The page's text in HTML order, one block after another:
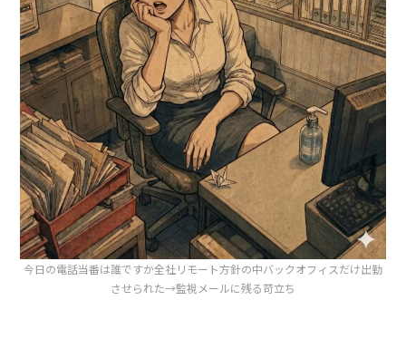
今日の電話当番は誰ですか全社リモート方針の中バックオフィスだけ出勤
させられた→監視メールに残る苛立ち